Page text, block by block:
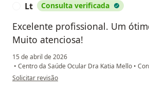
Lt Consulta verificada
Excelente profissional. Um
Muito atenciosa!
15 de abril de 2026
• Centro da Saúde Ocular Dra Katia Mello •
na opinião do utilizador Lt
Solicitar revisão